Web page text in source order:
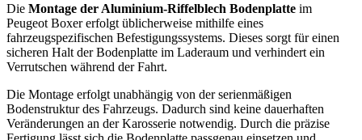
Die Montage der Aluminium-Riffelblech Bodenplatte im
Peugeot Boxer erfolgt üblicherweise mithilfe eines
fahrzeugspezifischen Befestigungssystems. Dieses sorgt für einen
sicheren Halt der Bodenplatte im Laderaum und verhindert ein
Verrutschen während der Fahrt.
Die Montage erfolgt unabhängig von der serienmäßigen
Bodenstruktur des Fahrzeugs. Dadurch sind keine dauerhaften
Veränderungen an der Karosserie notwendig. Durch die präzise